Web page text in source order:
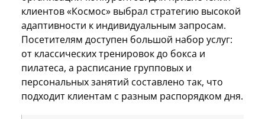
клиентов «Космос» выбрал стратегию высокой
адаптивности к индивидуальным запросам.
Посетителям доступен большой набор услуг:
от классических тренировок до бокса и
пилатеса, а расписание групповых и
персональных занятий составлено так, что
подходит клиентам с разным распорядком дня.